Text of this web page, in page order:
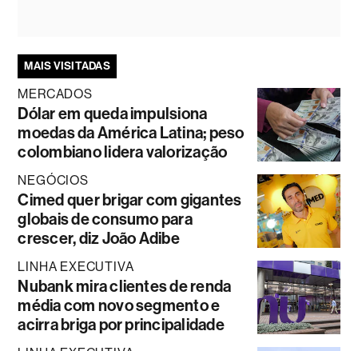
MAIS VISITADAS
MERCADOS
Dólar em queda impulsiona
moedas da América Latina; peso
colombiano lidera valorização
NEGÓCIOS
Cimed quer brigar com gigantes
globais de consumo para
crescer, diz João Adibe
LINHA EXECUTIVA
Nubank mira clientes de renda
média com novo segmento e
acirra briga por principalidade